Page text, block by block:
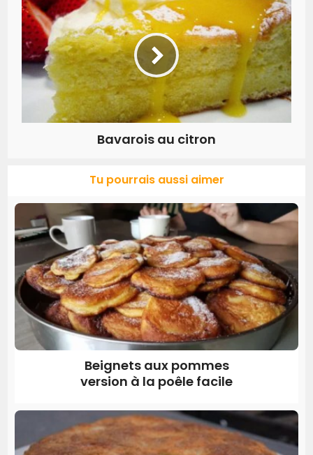
Bavarois au citron
Tu pourrais aussi aimer
Beignets aux pommes
version à la poêle facile